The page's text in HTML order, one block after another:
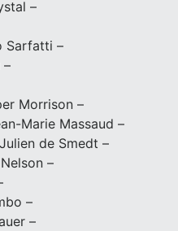
–
Sarfatti –
–
Morrison –
Marie Massaud –
de Smedt –
–
–
–